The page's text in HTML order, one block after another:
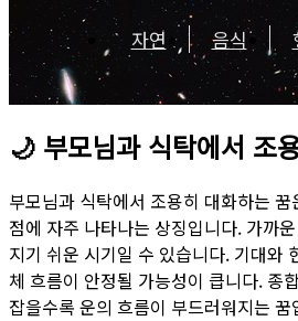
자연 음식
🌙 부모님과 식탁에서 조
부모님과 식탁에서 조용히 대화하는
점에 자주 나타나는 상징입니다. 가까
지기 쉬운 시기일 수 있습니다. 기대와
체 흐름이 안정될 가능성이 큽니다. 종
잡을수록 운의 흐름이 부드러워지는 꿈